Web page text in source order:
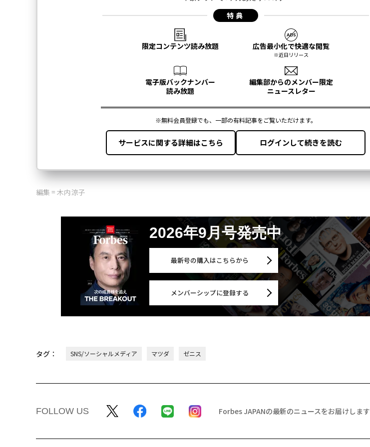
編集 = 木内涼子
2026年9月号発売中
最新号の購入はこちらから
メンバーシップに登録する
タグ： SNS/ソーシャルメディア マツダ ゼニス
FOLLOW US Forbes JAPANの最新のニュースをお届けします